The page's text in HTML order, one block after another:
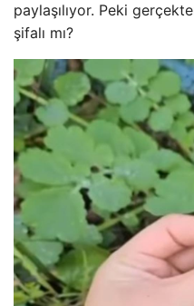
paylaşılıyor. Peki
şifalı mı?